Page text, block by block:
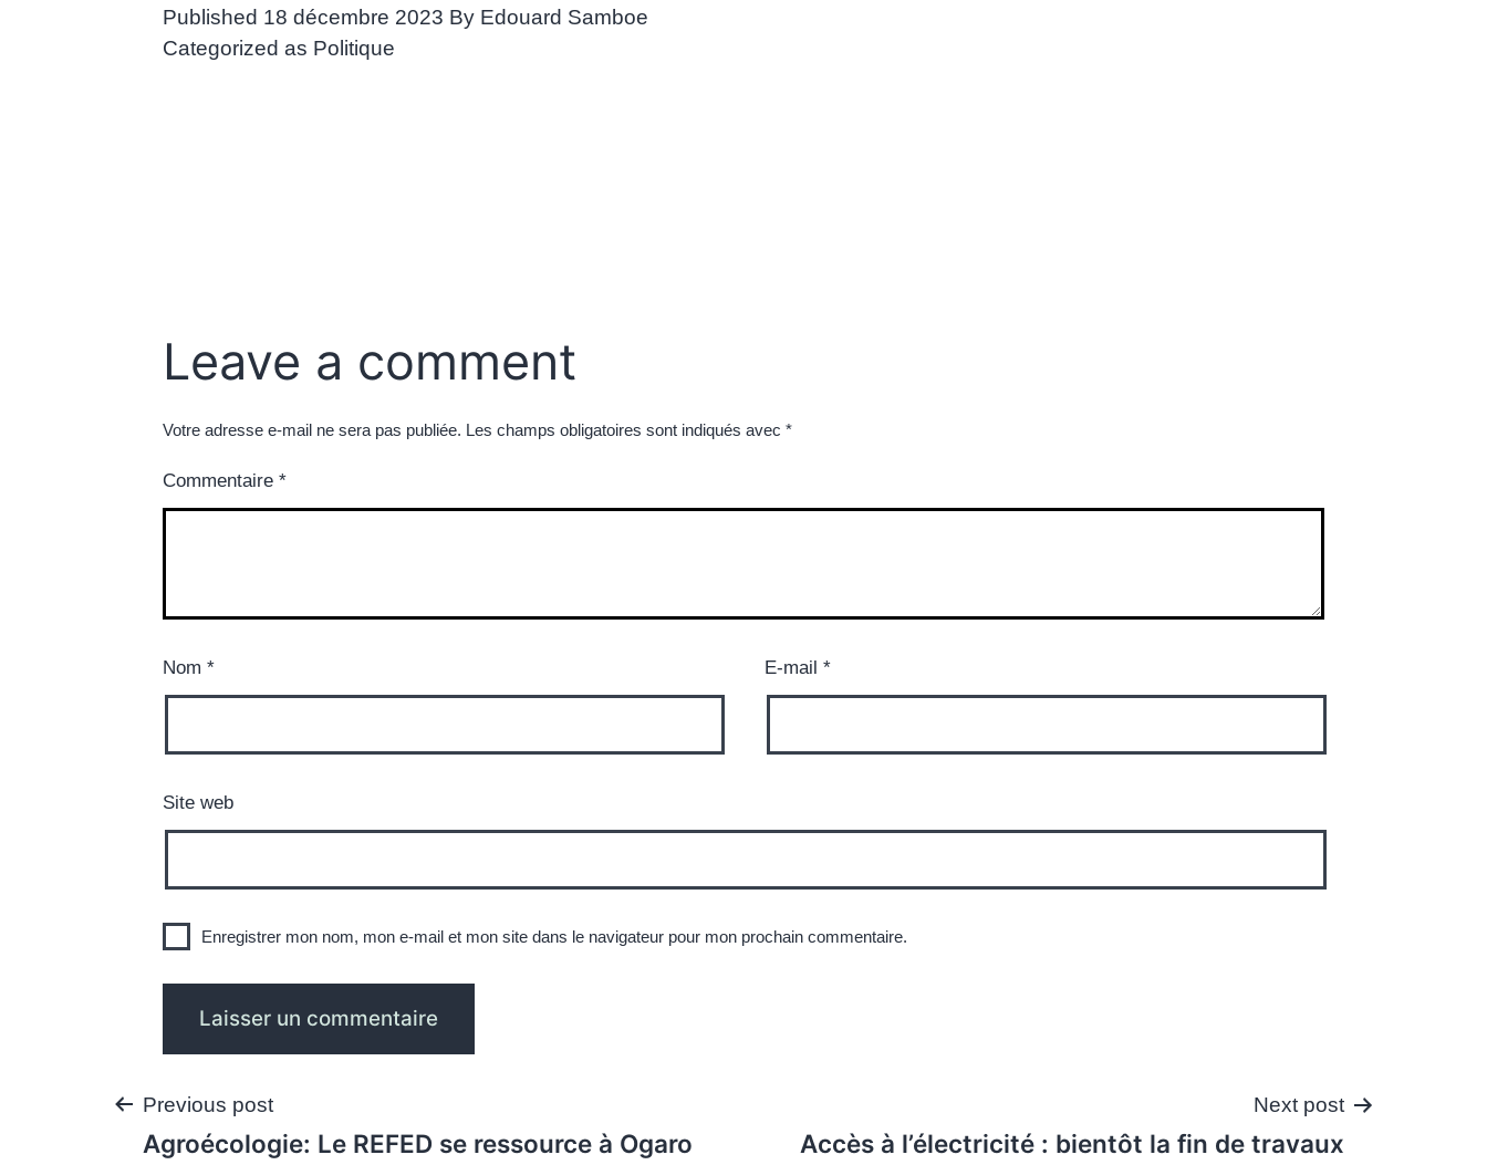
Published 18 décembre 2023 By Edouard Samboe
Categorized as Politique
Leave a comment
Votre adresse e-mail ne sera pas publiée. Les champs obligatoires sont indiqués avec *
Commentaire *
Nom * E-mail *
Site web
Enregistrer mon nom, mon e-mail et mon site dans le navigateur pour mon prochain commentaire.
Navigation
Previous post
Agroécologie: Le REFED se ressource à Ogaro
Next post
Accès à l’électricité : bientôt la fin de travaux